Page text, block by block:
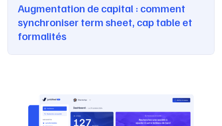
Augmentation de capital : comment
synchroniser term sheet, cap table et
formalités